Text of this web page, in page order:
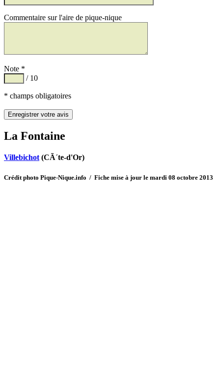
Commentaire sur l'aire de pique-nique
Note *
/ 10
* champs obligatoires
La Fontaine
Villebichot(CÃ´te-d'Or)
Crédit photo Pique-Nique.info / Fiche mise à jour le mardi 08 octobre 2013